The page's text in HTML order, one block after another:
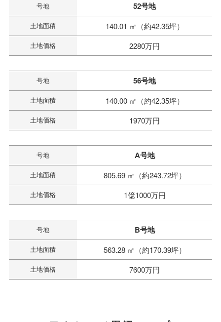
号地 52号地
土地面積 140.01 ㎡（約42.35坪）
土地価格 2280万円
号地 56号地
土地面積 140.00 ㎡（約42.35坪）
土地価格 1970万円
号地 A号地
土地面積 805.69 ㎡（約243.72坪）
土地価格 1億1000万円
号地 B号地
土地面積 563.28 ㎡（約170.39坪）
土地価格 7600万円